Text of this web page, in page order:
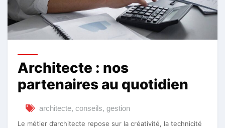
Architecte : nos
partenaires au quotidien
architecte, conseils, gestion
Le métier d’architecte repose sur la créativité, la technicité